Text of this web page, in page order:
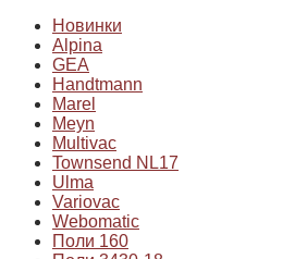
Новинки
Alpina
GEA
Handtmann
Marel
Meyn
Multivac
Townsend NL17
Ulma
Variovac
Webomatic
Поли 160